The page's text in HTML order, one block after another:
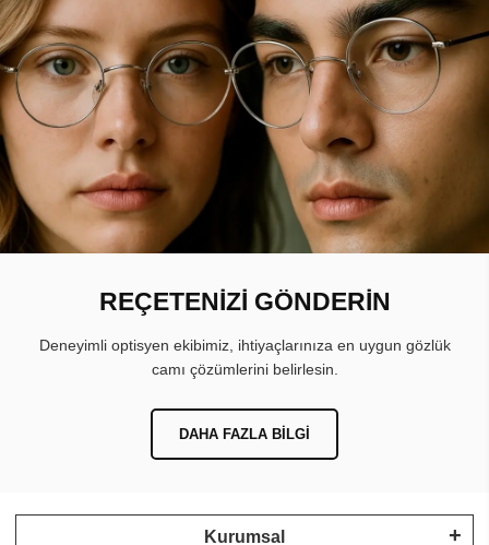
REÇETENİZİ GÖNDERİN
Deneyimli optisyen ekibimiz, ihtiyaçlarınıza en uygun gözlük
camı çözümlerini belirlesin.
DAHA FAZLA BILGI
Kurumsal